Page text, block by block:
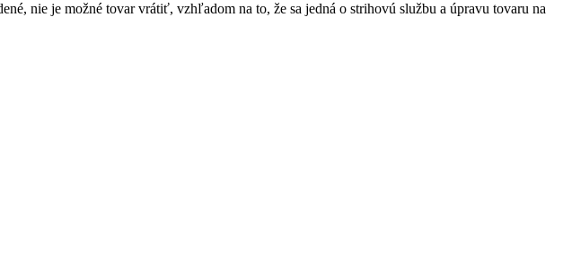
nie je možné tovar vrátiť, vzhľadom na to, že sa jedná o strihovú službu a úpravu tovaru na